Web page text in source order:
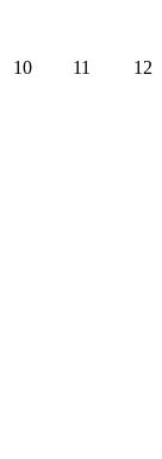
10 11 12